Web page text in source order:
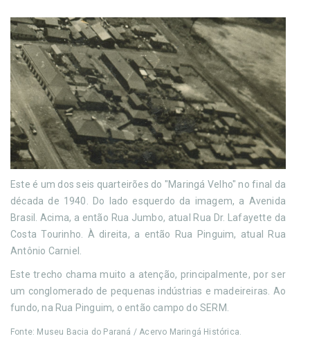
Este é um dos seis quarteirões do "Maringá Velho" no final da
década de 1940. Do lado esquerdo da imagem, a Avenida
Brasil. Acima, a então Rua Jumbo, atual Rua Dr. Lafayette da
Costa Tourinho. À direita, a então Rua Pinguim, atual Rua
Antônio Carniel.
Este trecho chama muito a atenção, principalmente, por ser
um conglomerado de pequenas indústrias e madeireiras. Ao
fundo, na Rua Pinguim, o então campo do SERM.
Fonte: Museu Bacia do Paraná / Acervo Maringá Histórica.